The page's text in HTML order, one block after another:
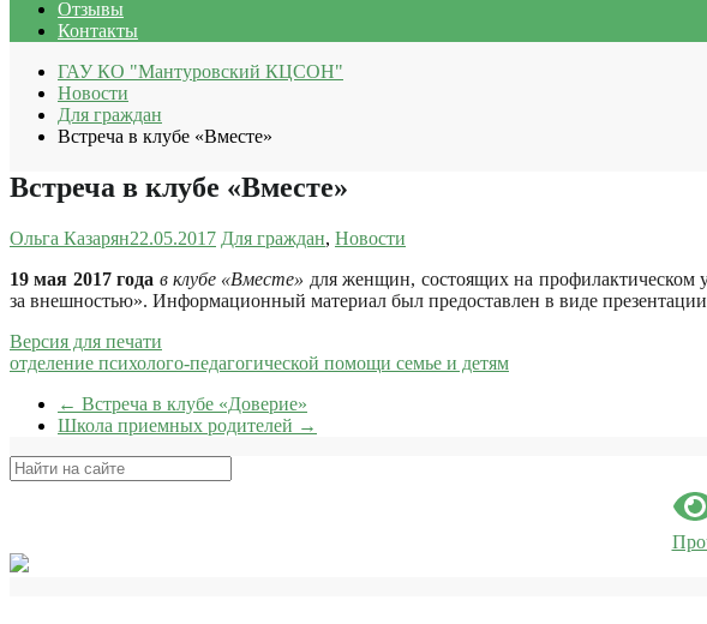
Отзывы
Контакты
ГАУ КО "Мантуровский КЦСОН"
Новости
Для граждан
Встреча в клубе «Вместе»
Встреча в клубе «Вместе»
Ольга Казарян22.05.2017 Для граждан, Новости
19 мая 2017 года в клубе «Вместе» для женщин, состоящих на профилактическом
за внешностью». Информационный материал был предоставлен в виде
Версия для печати
отделение психолого-педагогической помощи семье и детям
← Встреча в клубе «Доверие»
Школа приемных родителей →
Поиск